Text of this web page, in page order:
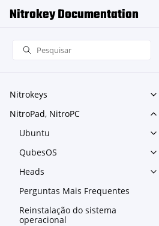
Nitrokey Documentation
Nitrokeys
NitroPad, NitroPC
Ubuntu
QubesOS
Heads
Perguntas Mais Frequentes
Reinstalação do sistema
operacional